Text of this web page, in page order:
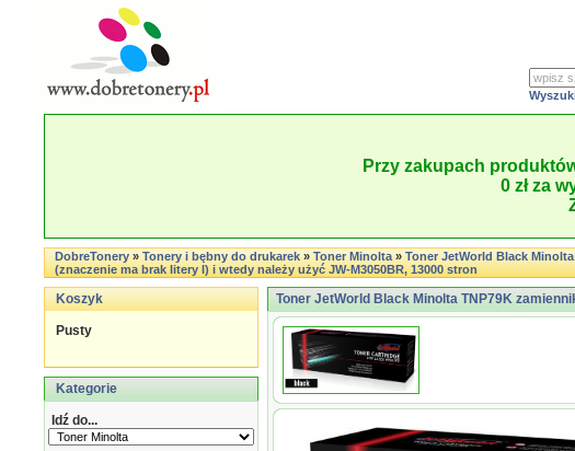
Przy zakupach
0 zł za
DobreTonery»Tonery i bębny do drukarek»Toner Minolta»Toner JetWorld Black
(znaczenie ma brak litery I) i wtedy należy użyć JW-M3050BR, 13000 stron
Koszyk
Pusty
Kategorie
Idź do...
Toner JetWorld Black Minolta TNP79K